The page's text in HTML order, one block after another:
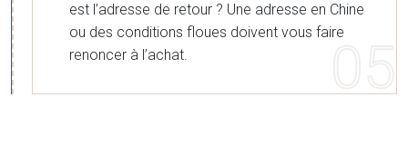
est l’adresse de retour ? Une adresse en Chine
ou des conditions floues doivent vous faire
renoncer à l’achat.